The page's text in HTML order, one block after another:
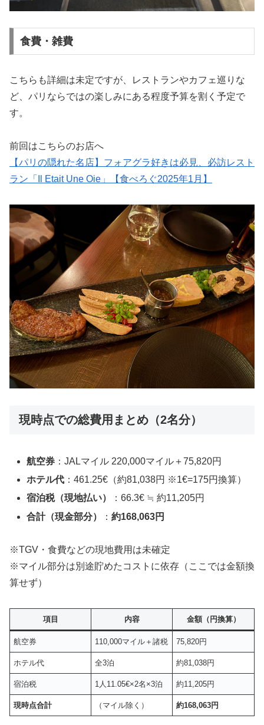
食費・雑費
こちらも詳細は未定ですが、レストランやカフェ巡りな
ど、パリならではの楽しみにある程度予算を割く予定で
す。
前回はこちらのお店へ
【パリの隠れた名店】フォアグラ好きは必見、必訪レスト
ラン「Il Etait Une Oie」【食べろぐ2025年1月】
現時点での総費用まとめ（2名分）
航空券 ：JALマイル 220,000マイル＋75,820円
ホテル代 ：461.25€（約81,038円 ※1€=175円換算）
宿泊税（現地払い）
：66.3€ ≒ 約11,205円
合計（現金部分）
：約168,063円
※TGV・食費などの現地費用は未確定
※マイル部分は別途貯めたコストに依存（ここでは金額換
算せず）
項目 内容 金額（円換算）
航空券 110,000マイル＋諸税 75,820円
ホテル代 全3泊 約81,038円
宿泊税 1人11.05€×2名×3泊 約11,205円
現時点合計 （マイル除く） 約168,063円